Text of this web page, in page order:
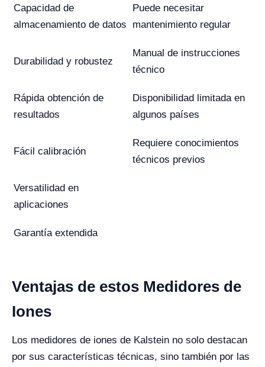
Capacidad de
almacenamiento de datos
Puede necesitar
mantenimiento regular
Durabilidad y robustez
Manual de instrucciones
técnico
Rápida obtención de
resultados
Disponibilidad limitada en
algunos países
Fácil calibración
Requiere conocimientos
técnicos previos
Versatilidad en
aplicaciones
Garantía extendida
Ventajas de estos Medidores de
Iones
Los medidores de iones de Kalstein no solo destacan
por sus características técnicas, sino también por las